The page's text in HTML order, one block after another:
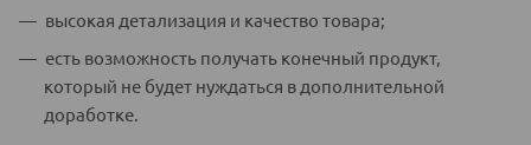
высокая детализация и качество товара;
есть возможность получать конечный продукт,
который не будет нуждаться в дополнительной
доработке.